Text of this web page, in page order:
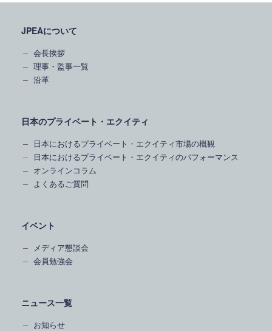
JPEAについて
会長挨拶
理事・監事一覧
沿革
日本のプライベート・エクイティ
日本におけるプライベート・エクイティ市場の概観
日本におけるプライベート・エクイティのパフォーマンス
オンラインコラム
よくあるご質問
イベント
メディア懇談会
会員勉強会
ニュース一覧
お知らせ